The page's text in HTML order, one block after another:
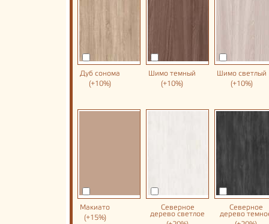
Дуб сонома
(+10%)
Шимо темный
(+10%)
Шимо светлый
(+10%)
Макиато
(+15%)
Северное
дерево светлое
Северное
дерево